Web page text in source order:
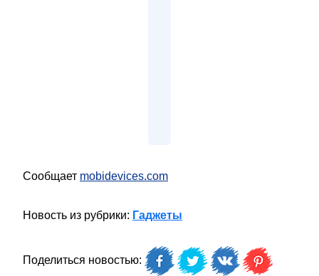
Сообщает mobidevices.com
Новость из рубрики: Гаджеты
Поделиться новостью: